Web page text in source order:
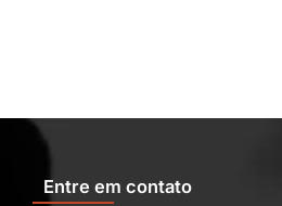
Entre em contato